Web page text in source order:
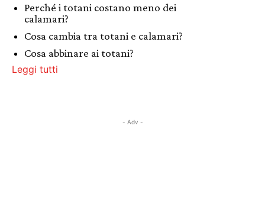
Perché i totani costano meno dei
calamari?
Cosa cambia tra totani e calamari?
Cosa abbinare ai totani?
Leggi tutti
- Adv -